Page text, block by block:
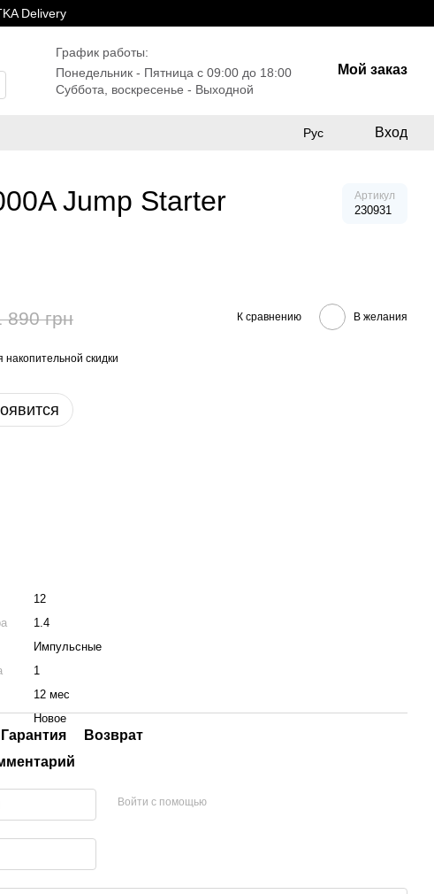
Delivery
График работы:
Понедельник - Пятница с 09:00 до 18:00
Суббота, воскресенье - Выходной
Мой заказ
Рус Вход
Jump Starter
Артикул
230931
890 грн К сравнению В желания
скидки
12
1.4
Импульсные
1
12 мес
Новое
Гарантия
Возврат
Войти с помощью